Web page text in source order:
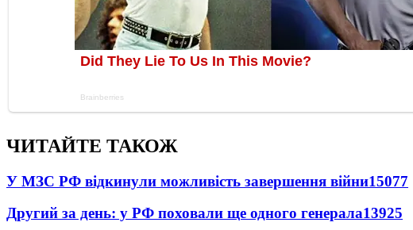
ЧИТАЙТЕ ТАКОЖ
У МЗС РФ відкинули можливість завершення війни15077
Другий за день: у РФ поховали ще одного генерала13925